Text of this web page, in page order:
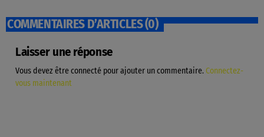
COMMENTAIRES D’ARTICLES (0)
Laisser une réponse
Vous devez être connecté pour ajouter un commentaire. Connectez-
vous maintenant